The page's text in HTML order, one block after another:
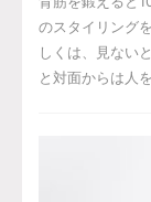
のスタイリング
しくは、見ない
と対面からは人